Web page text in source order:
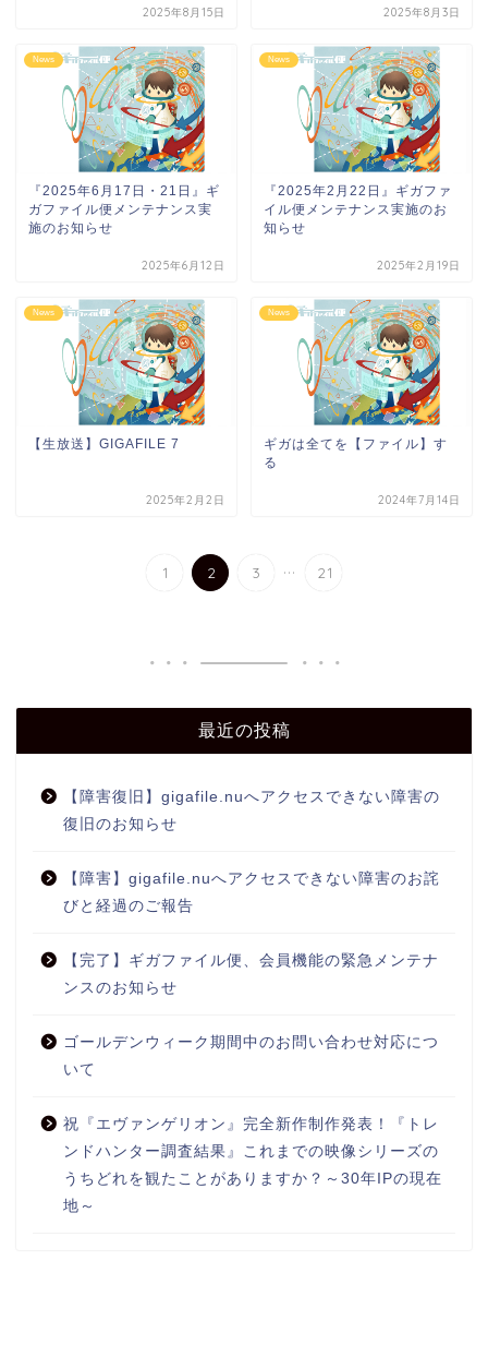
2025年8月15日 2025年8月3日
News
『2025年6月17日・21日』ギ
ガファイル便メンテナンス実
施のお知らせ
2025年6月12日
News
『2025年2月22日』ギガファ
イル便メンテナンス実施のお
知らせ
2025年2月19日
News
【生放送】GIGAFILE 7
2025年2月2日
News
ギガは全てを【ファイル】す
る
2024年7月14日
1 2 3 ... 21
最近の投稿
【障害復旧】gigafile.nuへアクセスできない障害の
復旧のお知らせ
【障害】gigafile.nuへアクセスできない障害のお詫
びと経過のご報告
【完了】ギガファイル便、会員機能の緊急メンテナ
ンスのお知らせ
ゴールデンウィーク期間中のお問い合わせ対応につ
いて
祝『エヴァンゲリオン』完全新作制作発表！『トレ
ンドハンター調査結果』これまでの映像シリーズの
うちどれを観たことがありますか？～30年IPの現在
地～